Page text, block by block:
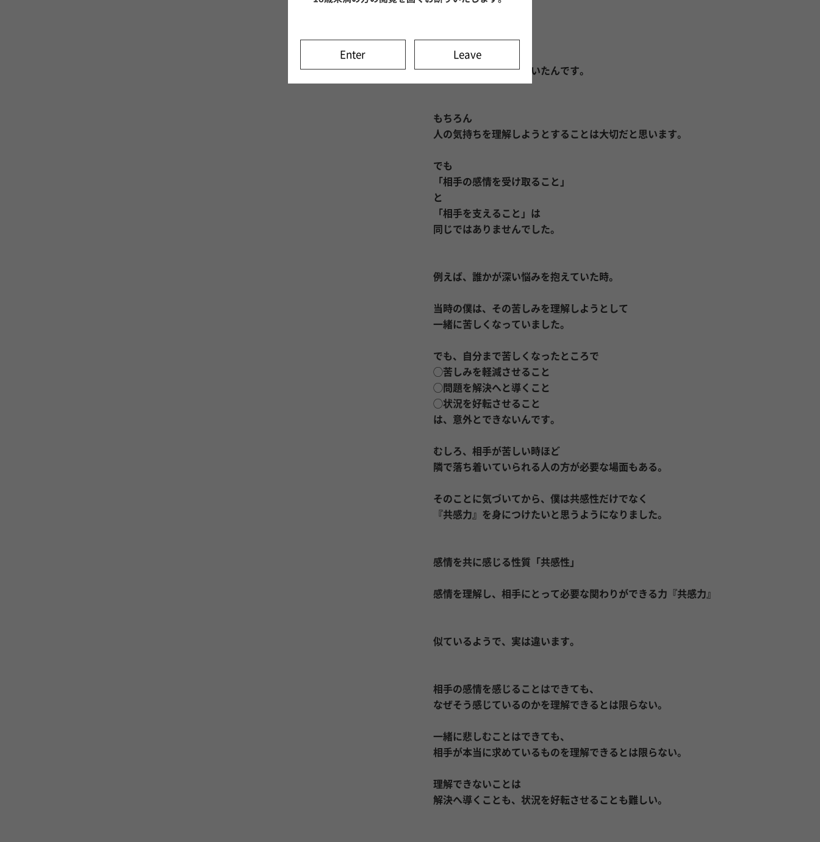
自分の人生なのか、
相手の人生なのか、
よく分からなくなっていたんです。
もちろん
人の気持ちを理解しようとすることは大切だと思います。
でも
「相手の感情を受け取ること」
と
「相手を支えること」は
同じではありませんでした。
例えば、誰かが深い悩みを抱えていた時。
当時の僕は、その苦しみを理解しようとして
一緒に苦しくなっていました。
でも、自分まで苦しくなったところで
◯苦しみを軽減させること
◯問題を解決へと導くこと
◯状況を好転させること
は、意外とできないんです。
むしろ、相手が苦しい時ほど
隣で落ち着いていられる人の方が必要な場面もある。
そのことに気づいてから、僕は共感性だけでなく
『共感力』を身につけたいと思うようになりました。
感情を共に感じる性質「共感性」
感情を理解し、相手にとって必要な関わりができる力『共感力』
似ているようで、実は違います。
相手の感情を感じることはできても、
なぜそう感じているのかを理解できるとは限らない。
一緒に悲しむことはできても、
相手が本当に求めているものを理解できるとは限らない。
理解できないことは
解決へ導くことも、状況を好転させることも難しい。
Enter Leave